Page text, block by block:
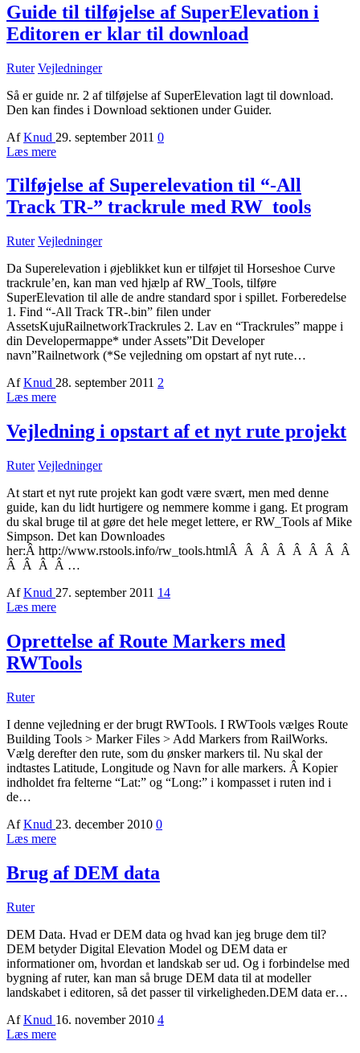
Guide til tilføjelse af SuperElevation i
Editoren er klar til download
Ruter Vejledninger
Så er guide nr. 2 af tilføjelse af SuperElevation lagt til download.
Den kan findes i Download sektionen under Guider.
Af Knud 29. september 2011 0
Læs mere
Tilføjelse af Superelevation til “-All
Track TR-” trackrule med RW_tools
Ruter Vejledninger
Da Superelevation i øjeblikket kun er tilføjet til Horseshoe Curve
trackrule’en, kan man ved hjælp af RW_Tools, tilføre
SuperElevation til alle de andre standard spor i spillet. Forberedelse
1. Find “-All Track TR-.bin” filen under
AssetsKujuRailnetworkTrackrules 2. Lav en “Trackrules” mappe i
din Developermappe* under Assets”Dit Developer
navn”Railnetwork (*Se vejledning om opstart af nyt rute…
Af Knud 28. september 2011 2
Læs mere
Vejledning i opstart af et nyt rute projekt
Ruter Vejledninger
At start et nyt rute projekt kan godt være svært, men med denne
guide, kan du lidt hurtigere og nemmere komme i gang. Et program
du skal bruge til at gøre det hele meget lettere, er RW_Tools af Mike
Simpson. Det kan Downloades
her:Â http://www.rstools.info/rw_tools.htmlÂ Â Â Â Â Â Â Â
Â Â Â Â …
Af Knud 27. september 2011 14
Læs mere
Oprettelse af Route Markers med
RWTools
Ruter
I denne vejledning er der brugt RWTools. I RWTools vælges Route
Building Tools > Marker Files > Add Markers from RailWorks.
Vælg derefter den rute, som du ønsker markers til. Nu skal der
indtastes Latitude, Longitude og Navn for alle markers. Â Kopier
indholdet fra felterne “Lat:” og “Long:” i kompasset i ruten ind i
de…
Af Knud 23. december 2010 0
Læs mere
Brug af DEM data
Ruter
DEM Data. Hvad er DEM data og hvad kan jeg bruge dem til?
DEM betyder Digital Elevation Model og DEM data er
informationer om, hvordan et landskab ser ud. Og i forbindelse med
bygning af ruter, kan man så bruge DEM data til at modeller
landskabet i editoren, så det passer til virkeligheden.DEM data er…
Af Knud 16. november 2010 4
Læs mere